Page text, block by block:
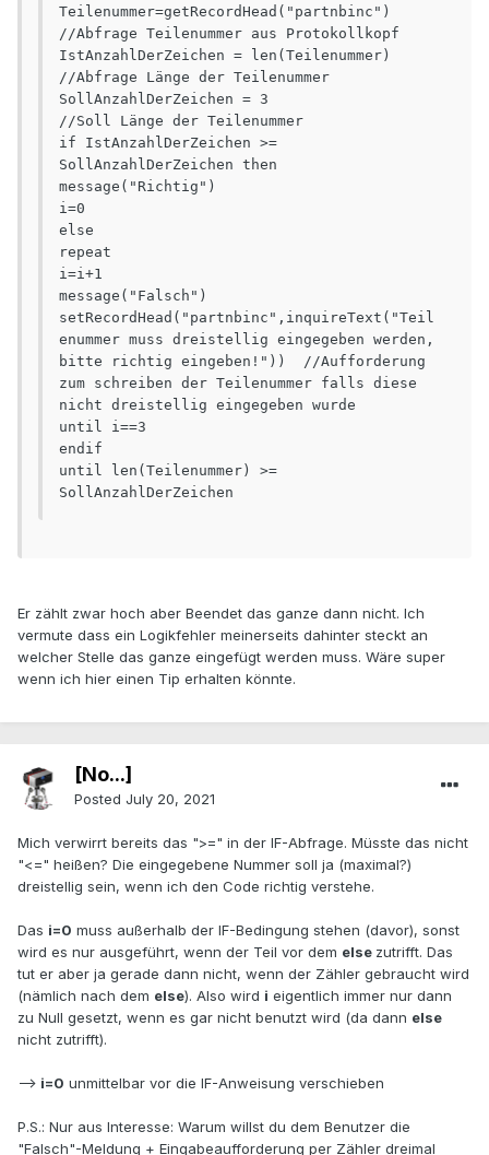
Teilenummer=getRecordHead("partnbinc")
//Abfrage Teilenummer aus Protokollkopf
IstAnzahlDerZeichen = len(Teilenummer)
//Abfrage Länge der Teilenummer
SollAnzahlDerZeichen = 3
//Soll Länge der Teilenummer
if IstAnzahlDerZeichen >=
SollAnzahlDerZeichen then
message("Richtig")
i=0
else
repeat
i=i+1
message("Falsch")
setRecordHead("partnbinc",inquireText("Teil
enummer muss dreistellig eingegeben werden,
bitte richtig eingeben!"))  //Aufforderung
zum schreiben der Teilenummer falls diese
nicht dreistellig eingegeben wurde
until i==3
endif
until len(Teilenummer) >=
SollAnzahlDerZeichen
Er zählt zwar hoch aber Beendet das ganze dann nicht. Ich
vermute dass ein Logikfehler meinerseits dahinter steckt an
welcher Stelle das ganze eingefügt werden muss. Wäre super
wenn ich hier einen Tip erhalten könnte.
[No...]
Posted July 20, 2021
Mich verwirrt bereits das ">=" in der IF-Abfrage. Müsste das nicht
"<=" heißen? Die eingegebene Nummer soll ja (maximal?)
dreistellig sein, wenn ich den Code richtig verstehe.
Das i=0 muss außerhalb der IF-Bedingung stehen (davor), sonst
wird es nur ausgeführt, wenn der Teil vor dem else zutrifft. Das
tut er aber ja gerade dann nicht, wenn der Zähler gebraucht wird
(nämlich nach dem else). Also wird i eigentlich immer nur dann
zu Null gesetzt, wenn es gar nicht benutzt wird (da dann else
nicht zutrifft).
--> i=0 unmittelbar vor die IF-Anweisung verschieben
P.S.: Nur aus Interesse: Warum willst du dem Benutzer die
"Falsch"-Meldung + Eingabeaufforderung per Zähler dreimal